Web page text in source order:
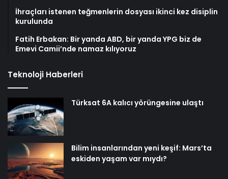
İhraçları istenen teğmenlerin dosyası ikinci kez disiplin
kurulunda
Fatih Erbakan: Bir yanda ABD, bir yanda YPG biz de
Emevi Camii’nde namaz kılıyoruz
Teknoloji Haberleri
Türksat 6A kalıcı yörüngesine ulaştı
Bilim insanlarından yeni keşif: Mars’ta
eskiden yaşam var mıydı?